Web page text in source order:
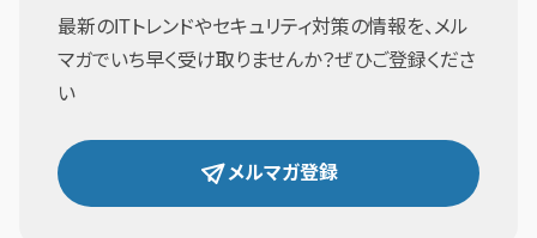
最新のITトレンドやセキュリティ対策の情報を、メル
マガでいち早く受け取りませんか？ぜひご登録くださ
い
メルマガ登録